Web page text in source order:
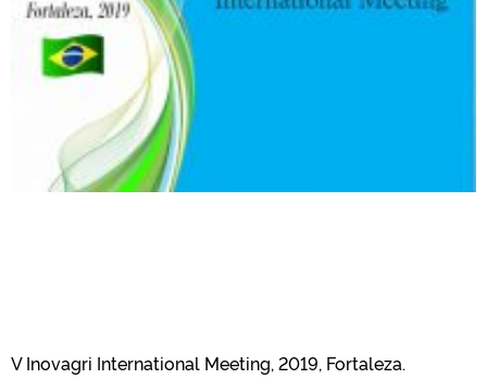
V Inovagri International Meeting, 2019, Fortaleza.